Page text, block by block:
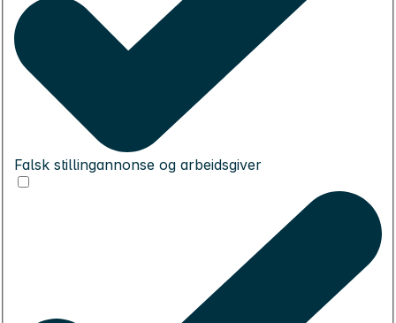
Falsk stillingannonse og arbeidsgiver